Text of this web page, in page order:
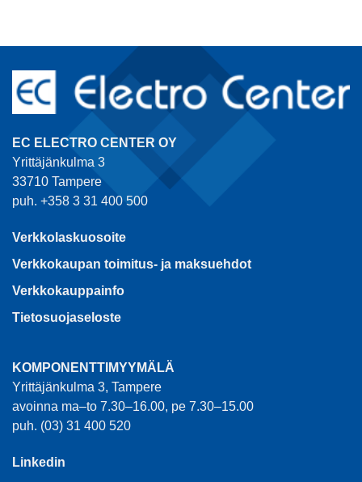
EC ELECTRO CENTER OY
Yrittäjänkulma 3
33710 Tampere
puh. +358 3 31 400 500
Verkkolaskuosoite
Verkkokaupan toimitus- ja maksuehdot
Verkkokauppainfo
Tietosuojaseloste
KOMPONENTTIMYYMÄLÄ
Yrittäjänkulma 3, Tampere
avoinna ma–to 7.30–16.00, pe 7.30–15.00
puh. (03) 31 400 520
Linkedin